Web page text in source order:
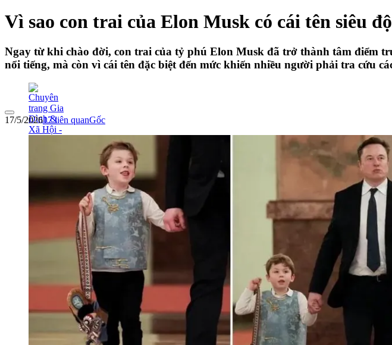
Vì sao con trai của Elon Musk có cái tên siêu
Ngay từ khi chào đời, con trai của tỷ phú Elon Musk đã trở thành tâm điểm
nổi tiếng, mà còn vì cái tên đặc biệt đến mức khiến nhiều người phải tra cứu
17/5/202617liên quanGốc